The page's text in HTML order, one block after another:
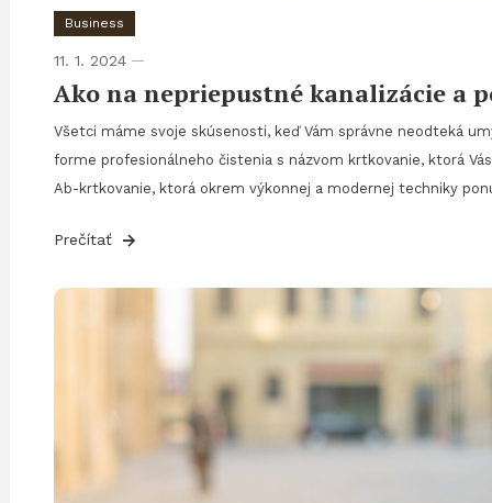
Business
11. 1. 2024
Ako na nepriepustné kanalizácie a
Všetci máme svoje skúsenosti, keď Vám správne neodteká
forme profesionálneho čistenia s názvom krtkovanie, ktorá
Ab-krtkovanie, ktorá okrem výkonnej a modernej techniky
Prečítať